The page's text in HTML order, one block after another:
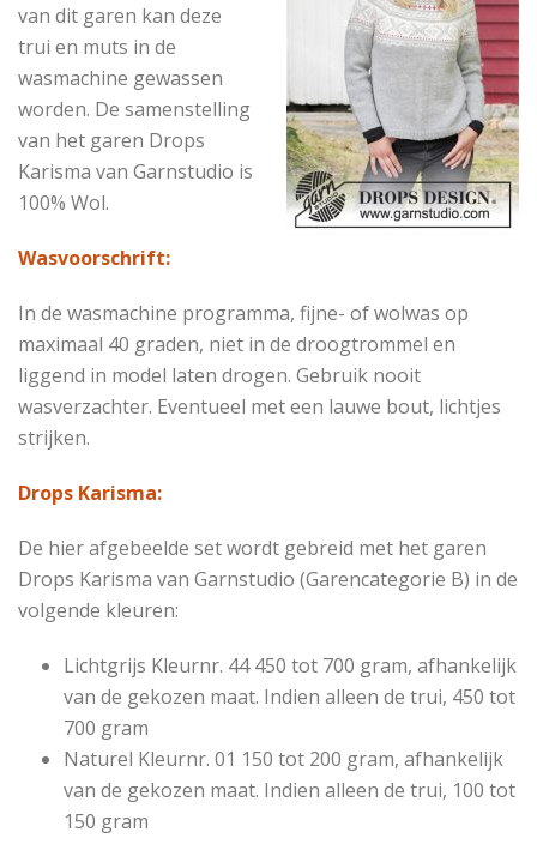
van dit garen kan deze
trui en muts in de
wasmachine gewassen
worden. De samenstelling
van het garen Drops
Karisma van Garnstudio is
100% Wol.
Wasvoorschrift:
In de wasmachine programma, fijne- of wolwas op
maximaal 40 graden, niet in de droogtrommel en
liggend in model laten drogen. Gebruik nooit
wasverzachter. Eventueel met een lauwe bout, lichtjes
strijken.
Drops Karisma:
De hier afgebeelde set wordt gebreid met het garen
Drops Karisma van Garnstudio (Garencategorie B) in de
volgende kleuren:
Lichtgrijs Kleurnr. 44 450 tot 700 gram, afhankelijk
van de gekozen maat. Indien alleen de trui, 450 tot
700 gram
Naturel Kleurnr. 01 150 tot 200 gram, afhankelijk
van de gekozen maat. Indien alleen de trui, 100 tot
150 gram